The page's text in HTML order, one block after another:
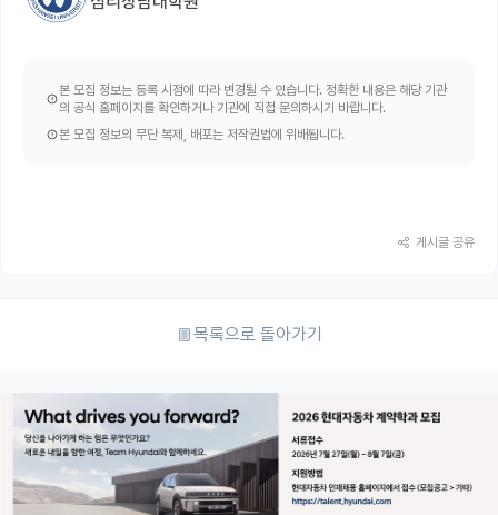
본 모집 정보는 등록 시점에 따라 변경될 수 있습니다. 정확한 내용은 해당 기관
의 공식 홈페이지를 확인하거나 기관에 직접 문의하시기 바랍니다.
본 모집 정보의 무단 복제, 배포는 저작권법에 위배됩니다.
게시글 공유
목록으로 돌아가기